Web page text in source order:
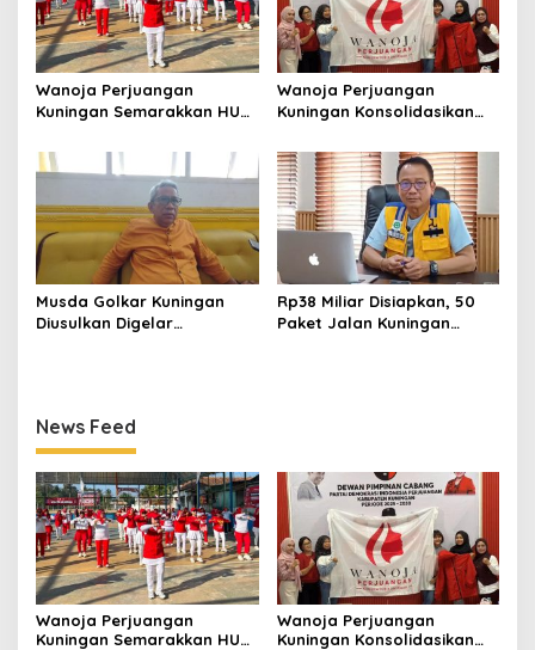
Wanoja Perjuangan
Kuningan Semarakkan HUT
Perempuan Harus Sehat
dan Berdaya
Wanoja Perjuangan
Kuningan Konsolidasikan
Kegiatan Positif Generasi
Muda
Musda Golkar Kuningan
Diusulkan Digelar
Rp38 Miliar Disiapkan, 50
Paket Jalan Kuningan
News Feed
Wanoja Perjuangan
Kuningan Semarakkan HUT
Wanoja Perjuangan
Kuningan Konsolidasikan